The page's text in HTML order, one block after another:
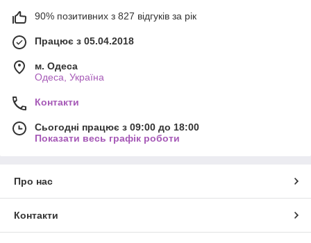
90% позитивних з 827 відгуків за рік
Працює з 05.04.2018
м. Одеса
Одеса, Україна
Контакти
Сьогодні працює з 09:00 до 18:00
Показати весь графік роботи
Про нас
Контакти